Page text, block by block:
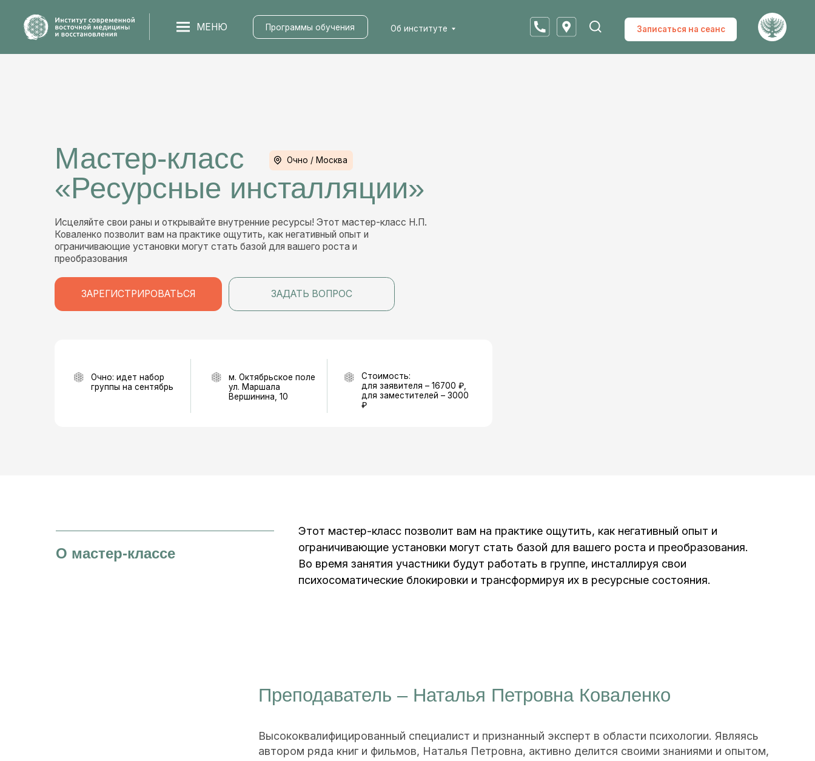
Программы обучения Записаться на сеанс
Об институте
МЕНЮ
Мастер-класс
«Ресурсные инсталляции»
₽
Исцеляйте свои раны и открывайте внутренние ресурсы! Этот мастер-класс Н.П.
ограничивающие установки могут стать базой для вашего роста и
преобразования
ЗАРЕГИСТРИРОВАТЬСЯ
О мастер-классе
Этот мастер-класс позволит вам на практике ощутить, как негативный опыт и
ограничивающие установки могут стать базой для вашего роста и преобразования.
Во время занятия участники будут работать в группе, инсталлируя свои
психосоматические блокировки и трансформируя их в ресурсные состояния.
России, так и за её пределами.
● Президент Российской Ассоциации перинатальной психологии и медицины
● Президент Международной Академии Семьи
● Автор уникальных методик психокоррекции
● Доктор психологических наук